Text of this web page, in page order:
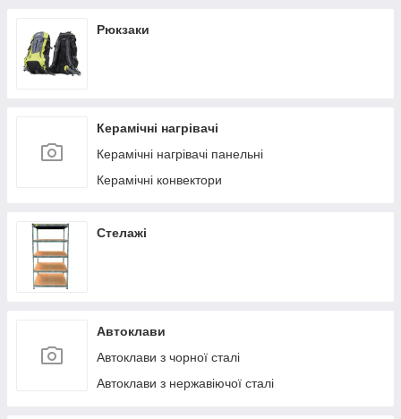
Рюкзаки
Керамічні нагрівачі
Керамічні нагрівачі панельні
Керамічні конвектори
Стелажі
Автоклави
Автоклави з чорної сталі
Автоклави з нержавіючої сталі